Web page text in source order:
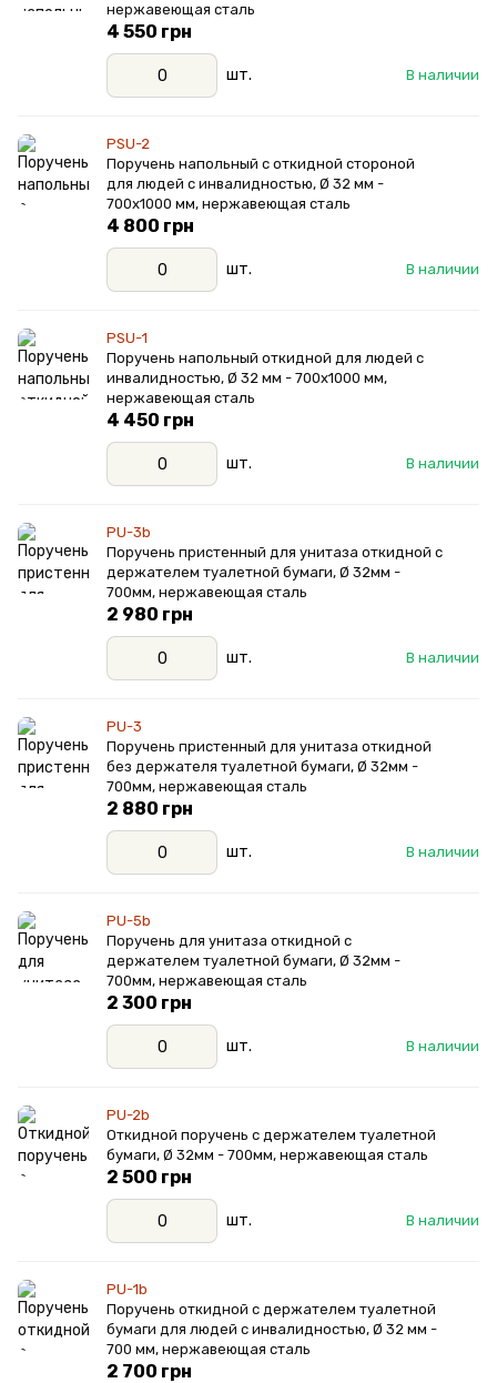
нержавеющая сталь
В наличии
4 550 грн
шт.
PSU-2
Поручень напольный с откидной стороной
для людей с инвалидностью, Ø 32 мм -
700х1000 мм, нержавеющая сталь
В наличии
4 800 грн
шт.
PSU-1
Поручень напольный откидной для людей с
инвалидностью, Ø 32 мм - 700х1000 мм,
нержавеющая сталь
В наличии
4 450 грн
шт.
PU-3b
Поручень пристенный для унитаза откидной с
держателем туалетной бумаги, Ø 32мм -
700мм, нержавеющая сталь
В наличии
2 980 грн
шт.
PU-3
Поручень пристенный для унитаза откидной
без держателя туалетной бумаги, Ø 32мм -
700мм, нержавеющая сталь
В наличии
2 880 грн
шт.
PU-5b
Поручень для унитаза откидной с
держателем туалетной бумаги, Ø 32мм -
700мм, нержавеющая сталь
В наличии
2 300 грн
шт.
PU-2b
Откидной поручень с держателем туалетной
бумаги, Ø 32мм - 700мм, нержавеющая сталь
В наличии
2 500 грн
шт.
PU-1b
Поручень откидной с держателем туалетной
бумаги для людей с инвалидностью, Ø 32 мм -
700 мм, нержавеющая сталь
2 700 грн